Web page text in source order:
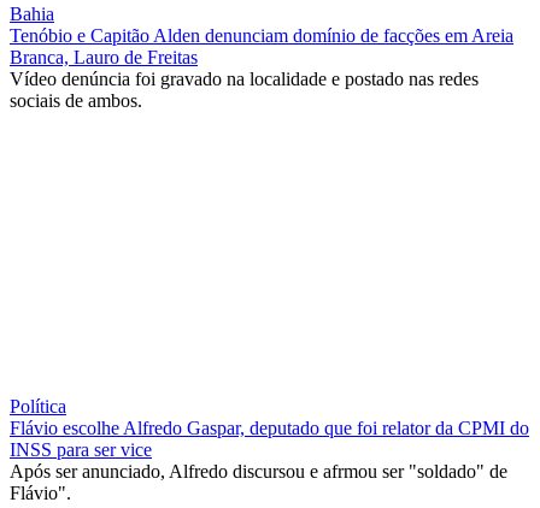
Bahia
Tenóbio e Capitão Alden denunciam domínio de facções em Areia
Branca, Lauro de Freitas
Vídeo denúncia foi gravado na localidade e postado nas redes
sociais de ambos.
Política
Flávio escolhe Alfredo Gaspar, deputado que foi relator da CPMI do
INSS para ser vice
Após ser anunciado, Alfredo discursou e afrmou ser "soldado" de
Flávio".